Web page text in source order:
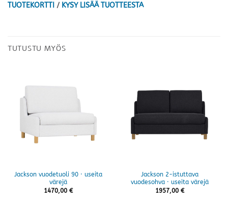
TUOTEKORTTI / KYSY LISÄÄ TUOTTEESTA
TUTUSTU MYÖS
Jackson vuodetuoli 90 · useita
värejä
1470,00 €
Jackson 2-istuttava
vuodesohva · useita värejä
1957,00 €